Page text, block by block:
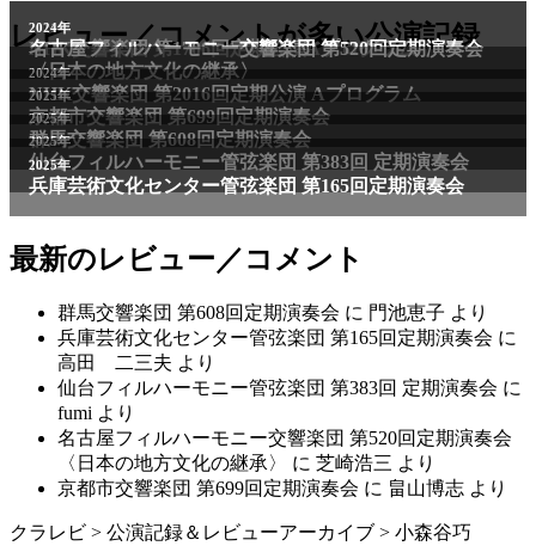
レビュー／コメントが多い公演記録
2011年
NHK交響楽団 第1706回定期公演Aプログラム
2024年
名古屋フィルハーモニー交響楽団 第520回定期演奏会
〈日本の地方文化の継承〉
2024年
NHK交響楽団 第2016回定期公演 Aプログラム
2025年
京都市交響楽団 第699回定期演奏会
2025年
群馬交響楽団 第608回定期演奏会
2025年
仙台フィルハーモニー管弦楽団 第383回 定期演奏会
2025年
兵庫芸術文化センター管弦楽団 第165回定期演奏会
最新のレビュー／コメント
群馬交響楽団 第608回定期演奏会 に 門池恵子 より
兵庫芸術文化センター管弦楽団 第165回定期演奏会 に
高田 二三夫 より
仙台フィルハーモニー管弦楽団 第383回 定期演奏会 に
fumi より
名古屋フィルハーモニー交響楽団 第520回定期演奏会
〈日本の地方文化の継承〉
に 芝崎浩三 より
京都市交響楽団 第699回定期演奏会 に 畠山博志 より
クラレビ > 公演記録＆レビューアーカイブ > 小森谷巧